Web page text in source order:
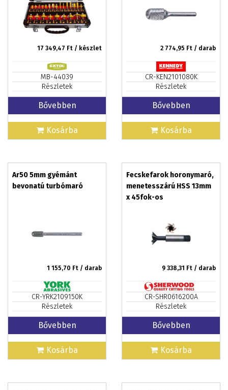
17 349,47 Ft / készlet
MB-44039
Részletek
Bővebben
Kosárba
2 774,95 Ft / darab
CR-KEN2101080K
Részletek
Bővebben
Kosárba
Ar50 5mm gyémánt
bevonatú turbómaró
1 155,70 Ft / darab
CR-YRK2109150K
Részletek
Bővebben
Kosárba
Fecskefarok horonymaró,
menetesszárú HSS 13mm
x 45fok-os
9 338,31 Ft / darab
CR-SHR0616200A
Részletek
Bővebben
Kosárba